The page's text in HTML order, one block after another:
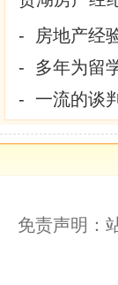
- 房地产经
- 多年为留
- 一流的谈
免责声明：